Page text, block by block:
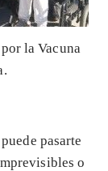
la Vacuna
pasarte
o